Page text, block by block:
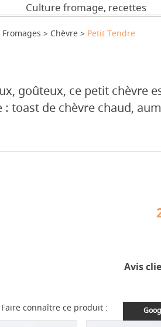
Culture fromage, recettes
Fromages Chèvre Petit Tendre
goûteux, ce petit chèvre
: toast de chèvre chaud,
Avis
Faire connaître ce produit :